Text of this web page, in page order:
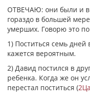
ОТВЕЧАЮ: они были и в
гораздо в большей
умерших. Говорю это
1) Поститься семь
кажется вероятным.
2) Давид постился в
ребенка. Когда же он
перестал поститься (